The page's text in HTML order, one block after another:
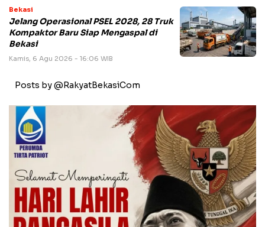
Bekasi
Jelang Operasional PSEL 2028, 28 Truk
Kompaktor Baru Siap Mengaspal di
Bekasi
Kamis, 6 Agu 2026 - 16:06 WIB
Posts by @RakyatBekasiCom